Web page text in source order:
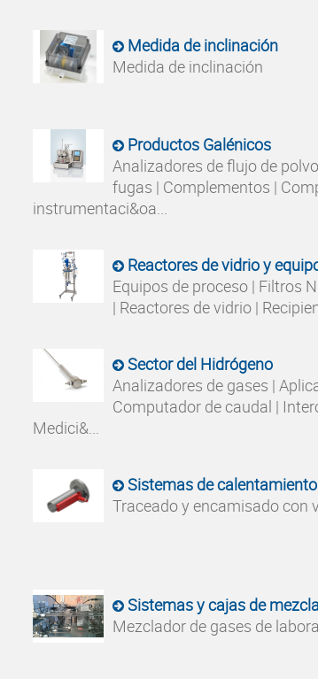
Medida de inclinación
Medida de inclinación
Productos Galénicos
Analizadores de flujo de
fugas | Complementos |
instrumentaci&oa...
Reactores de vidrio y
Equipos de proceso | Filtros
| Reactores de vidrio |
Sector del Hidrógeno
Analizadores de gases |
Computador de caudal |
Medici&...
Sistemas de
Traceado y encamisado con
Sistemas y cajas de
Mezclador de gases de